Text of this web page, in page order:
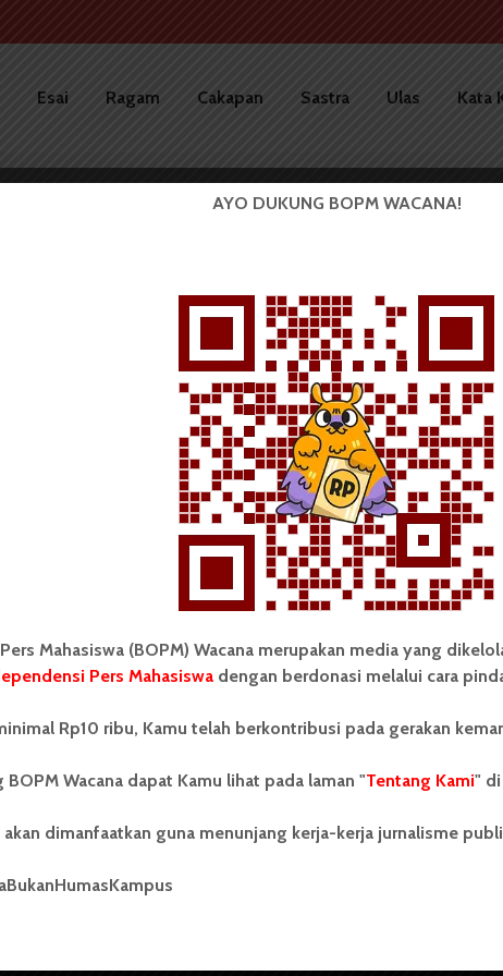
Esai Ragam Cakapan Sastra Ulas Kata
RI:
Wacana merupakan pers mahasiswa
secara mandiri oleh mahasiswa
Universitas Sumatera Utara (USU).
salah satu Unit Kegiatan Mahasiswa
dengan nama Pers Mahasiswa SUARA
USU yang berdiri pada 1 Juli 1995.
Info Iklan
Pedoman Media
AYO DUKUNG BOPM WACANA!
Mahasiswa (BOPM) Wacana merupakan media yang
Pers Mahasiswadengan berdonasi melalui cara
Rp10 ribu, Kamu telah berkontribusi pada gerakan
Wacana dapat Kamu lihat pada laman "Tentang Kami"
dimanfaatkan guna menunjang kerja-kerja jurnalisme